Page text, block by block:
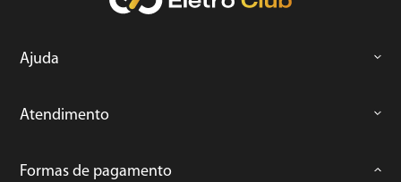
Ajuda
Atendimento
Formas de pagamento